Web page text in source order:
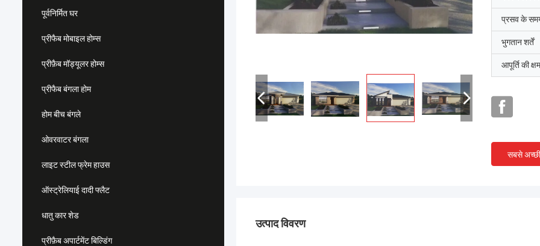
पूर्वनिर्मित घर
प्रीफैब मोबाइल होम्स
प्रीफ़ैब मॉड्यूलर होम्स
प्रीफैब बंगला होम
होम बीच बंगले
ओवरवाटर बंगला
लाइट स्टील फ्रेम हाउस
ऑस्ट्रेलियाई दादी फ्लैट
धातु कार शेड
प्रीफ़ैब अपार्टमेंट बिल्डिंग
प्रसव के
भुगतान शर्तें
आपूर्ति की
सबसे
उत्पाद विवरण